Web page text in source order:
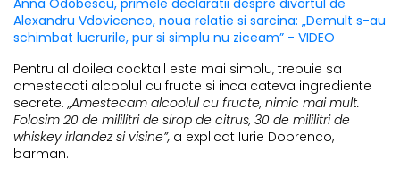
Alexandru Vdovicenco, noua relatie si sarcina: „Demult s-au
schimbat lucrurile, pur si simplu nu ziceam” - VIDEO
Pentru al doilea cocktail este mai simplu, trebuie sa
amestecati alcoolul cu fructe si inca cateva ingrediente
secrete. „Amestecam alcoolul cu fructe, nimic mai mult.
Folosim 20 de mililitri de sirop de citrus, 30 de mililitri de
whiskey irlandez si visine”, a explicat Iurie Dobrenco,
barman.